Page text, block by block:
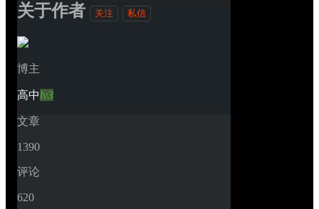
关于作者 关注 私信
博主
高中lv3
文章
1390
评论
620